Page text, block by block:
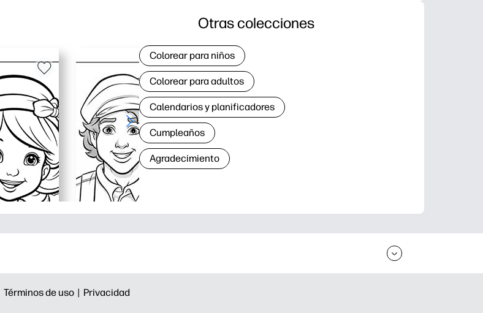
Otras colecciones
Colorear para niños
Colorear para adultos
Calendarios y planificadores
Cumpleaños
Agradecimiento
Términos de uso | Privacidad